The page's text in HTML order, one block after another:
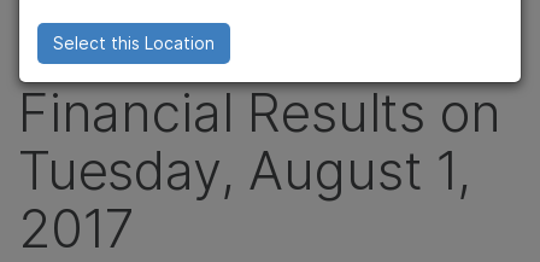
추천 링크
Quarter 2017
Financial Results on
Tuesday, August 1,
2017
Select this Location